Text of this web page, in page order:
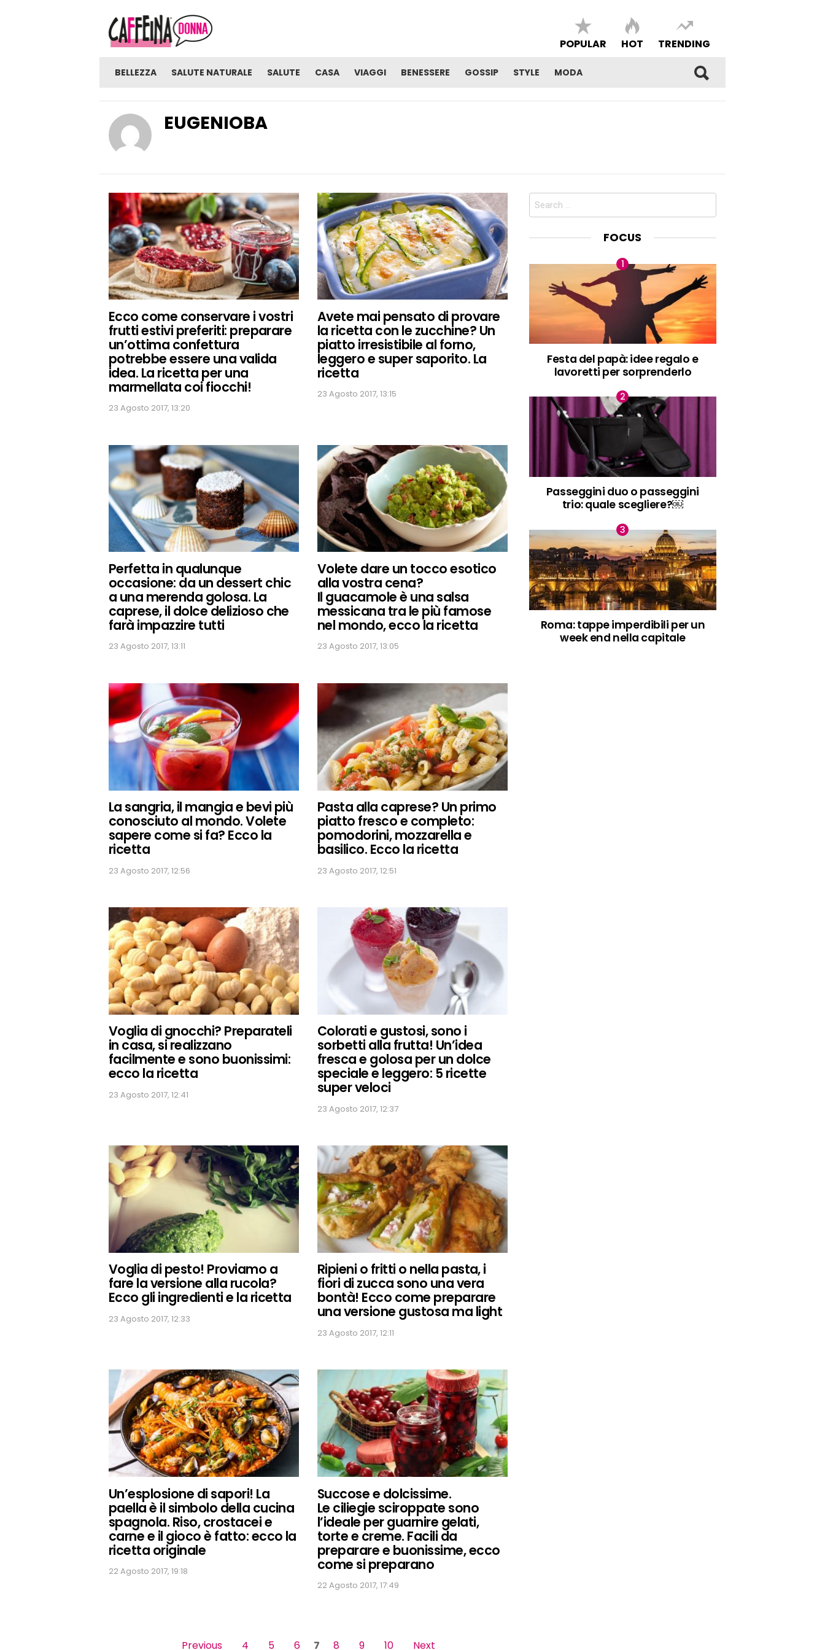
POPULAR HOT TRENDING
BELLEZZA SALUTE NATURALE SALUTE CASA VIAGGI BENESSERE GOSSIP STYLE MODA
EUGENIOBA
Ecco come conservare i vostri
frutti estivi preferiti: preparare
un’ottima confettura
potrebbe essere una valida
idea. La ricetta per una
marmellata coi fiocchi!
23 Agosto 2017, 13:20
Avete mai pensato di provare
la ricetta con le zucchine? Un
piatto irresistibile al forno,
leggero e super saporito. La
ricetta
23 Agosto 2017, 13:15
Perfetta in qualunque
occasione: da un dessert chic
a una merenda golosa. La
caprese, il dolce delizioso che
farà impazzire tutti
23 Agosto 2017, 13:11
Volete dare un tocco esotico
alla vostra cena?
Il guacamole è una salsa
messicana tra le più famose
nel mondo, ecco la ricetta
23 Agosto 2017, 13:05
La sangria, il mangia e bevi più
conosciuto al mondo. Volete
sapere come si fa? Ecco la
ricetta
23 Agosto 2017, 12:56
Pasta alla caprese? Un primo
piatto fresco e completo:
pomodorini, mozzarella e
basilico. Ecco la ricetta
23 Agosto 2017, 12:51
Voglia di gnocchi? Preparateli
in casa, si realizzano
facilmente e sono buonissimi:
ecco la ricetta
23 Agosto 2017, 12:41
Colorati e gustosi, sono i
sorbetti alla frutta! Un’idea
fresca e golosa per un dolce
speciale e leggero: 5 ricette
super veloci
23 Agosto 2017, 12:37
Voglia di pesto! Proviamo a
fare la versione alla rucola?
Ecco gli ingredienti e la ricetta
23 Agosto 2017, 12:33
Ripieni o fritti o nella pasta, i
fiori di zucca sono una vera
bontà! Ecco come preparare
una versione gustosa ma light
23 Agosto 2017, 12:11
Un’esplosione di sapori! La
paella è il simbolo della cucina
spagnola. Riso, crostacei e
carne e il gioco è fatto: ecco la
ricetta originale
22 Agosto 2017, 19:18
Succose e dolcissime.
Le ciliegie sciroppate sono
l’ideale per guarnire gelati,
torte e creme. Facili da
preparare e buonissime, ecco
come si preparano
22 Agosto 2017, 17:49
Previous 4 5 6 7 8 9 10 Next
Search
FOCUS
Festa del papà: idee regalo e
lavoretti per sorprenderlo
Passeggini duo o passeggini
trio: quale scegliere?￼
Roma: tappe imperdibili per un
week end nella capitale